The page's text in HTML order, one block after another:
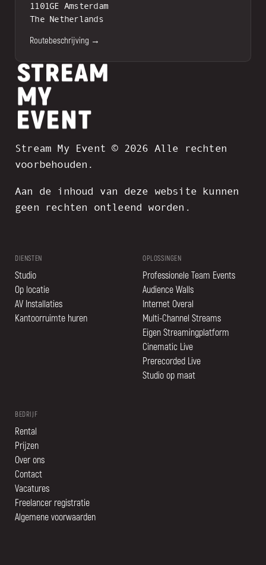
1101GE Amsterdam
The Netherlands
Routebeschrijving →
Stream My Event © 2026 Alle rechten
voorbehouden.
Aan de inhoud van deze website kunnen
geen rechten ontleend worden.
DIENSTEN
Studio
Op locatie
AV Installaties
Kantoorruimte huren
OPLOSSINGEN
Professionele Team Events
Audience Walls
Internet Overal
Multi-Channel Streams
Eigen Streamingplatform
Cinematic Live
Prerecorded Live
Studio op maat
BEDRIJF
Rental
Prijzen
Over ons
Contact
Vacatures
Freelancer registratie
Algemene voorwaarden